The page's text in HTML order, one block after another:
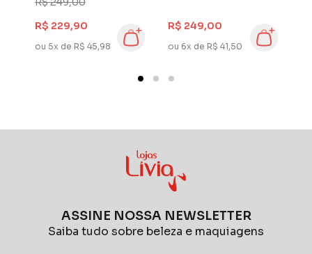
Bivolt
R$ 229,90
ou 5x de R$ 45,98
Polegada Bivolt
R$ 249,00
ou 6x de R$ 41,50
ASSINE NOSSA NEWSLETTER
Saiba tudo sobre beleza e maquiagens